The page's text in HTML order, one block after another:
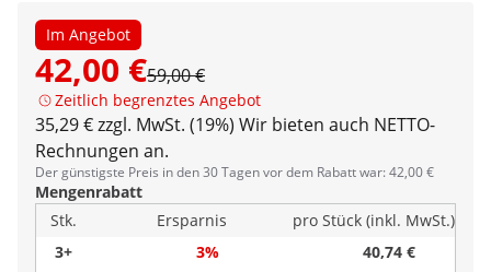
Im Angebot
42,00 €59,00 €
Zeitlich begrenztes Angebot
35,29 € zzgl. MwSt. (19%) Wir bieten auch NETTO-
Rechnungen an.
Der günstigste Preis in den 30 Tagen vor dem Rabatt war: 42,00 €
Mengenrabatt
Stk.
Ersparnis
pro Stück (inkl. MwSt.)
3+
3%
40,74 €